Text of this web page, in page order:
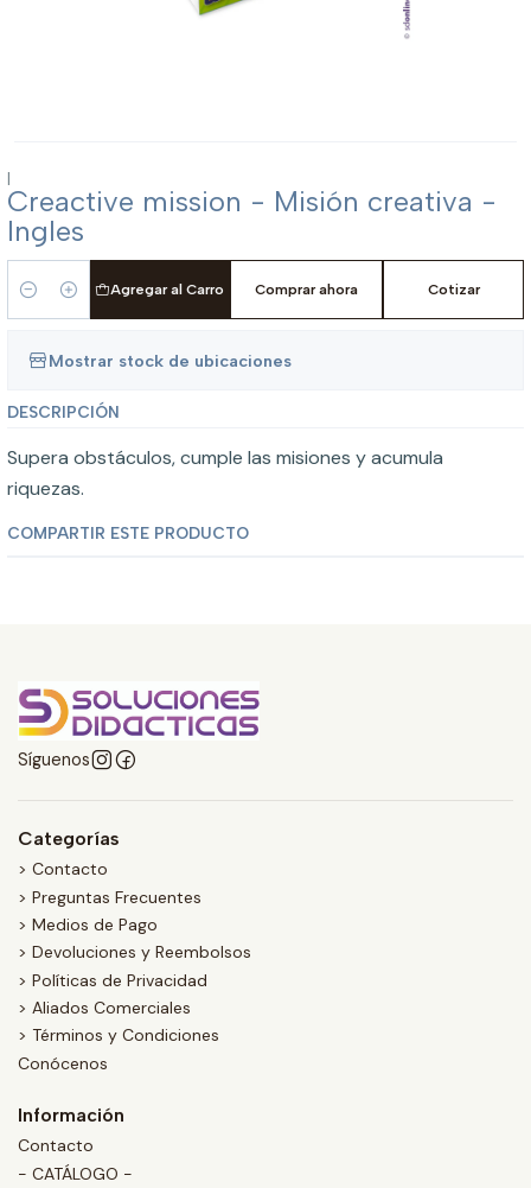
|
Creactive mission - Misión creativa -
Ingles
Cantidad
Agregar al Carro Comprar ahora Cotizar
Mostrar stock de ubicaciones
DESCRIPCIÓN
Supera obstáculos, cumple las misiones y acumula
riquezas.
COMPARTIR ESTE PRODUCTO
Síguenos
Categorías
> Contacto
> Preguntas Frecuentes
> Medios de Pago
> Devoluciones y Reembolsos
> Políticas de Privacidad
> Aliados Comerciales
> Términos y Condiciones
Conócenos
Información
Contacto
- CATÁLOGO -